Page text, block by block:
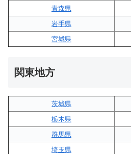
青森県
岩手県
宮城県
関東地方
茨城県
栃木県
群馬県
埼玉県